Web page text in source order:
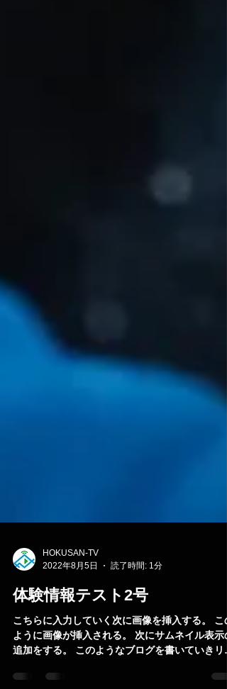
HOKUSAN-TV
2022年8月5日
読了時間: 1分
体験情報テスト2号
こちらに入力していく次に画像を挿入する。 こ